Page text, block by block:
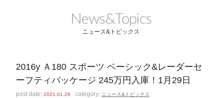
全国納車 特別作業
注文販売
News&Topics
ニュース&トピックス
2016y Ａ180 スポーツ ベーシック&レーダーセ
ーフティパッケージ 245万円入庫！1月29日
post date:2021.01.29 category: ニュース&トピックス